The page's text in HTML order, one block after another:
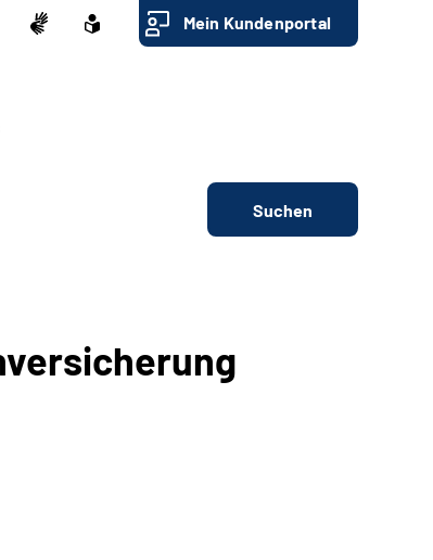
Mein Kundenportal
Suchen